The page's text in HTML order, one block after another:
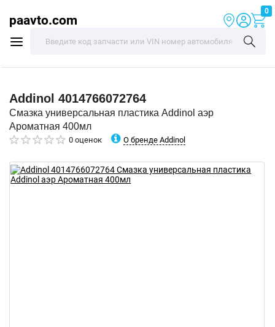
paavto.com
0
Addinol 4014766072764
Смазка универсальная пластика Addinol аэр
Ароматная 400мл
0 оценок О бренде Addinol